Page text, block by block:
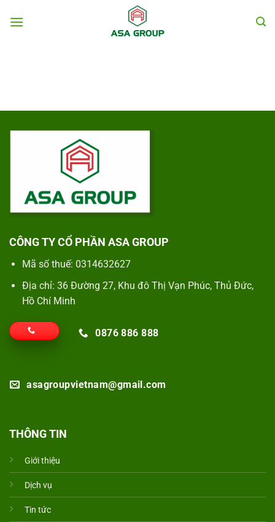
đến
CÔNG TY CỔ PHẦN ASA GROUP
Mã số thuế: 0314632627
Địa chỉ: 36 Đường 27, Khu đô Thị Vạn Phúc, Thủ Đức,
Hồ Chí Minh
0876 886 888
asagroupvietnam@gmail.com
THÔNG TIN
Giới thiệu
Dịch vụ
Tin tức